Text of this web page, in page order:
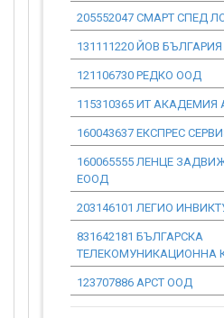
205552047 СМАРТ СПЕД
131111220 ЙОВ
121106730 РЕДКО ООД
115310365 ИТ АКАДЕМИЯ
160043637 ЕКСПРЕС
160065555 ЛЕНЦЕ
ЕООД
203146101 ЛЕГИО
831642181 БЪЛГАРСКА
ТЕЛЕКОМУНИКАЦИОННА
123707886 АРСТ ООД